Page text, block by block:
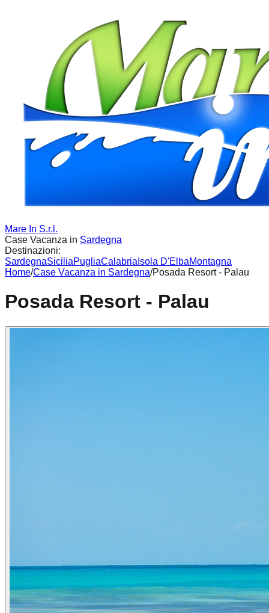
Mare In S.r.l.
Case Vacanza in Sardegna
Destinazioni:
SardegnaSiciliaPugliaCalabria Isola D'ElbaMontagna
Home/Case Vacanza in Sardegna/Posada Resort - Palau
Posada Resort - Palau